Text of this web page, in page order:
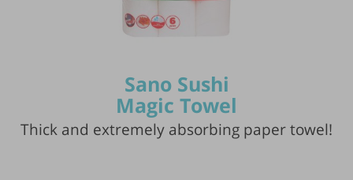
Sano Sushi
Magic Towel
Thick and extremely absorbing paper towel!